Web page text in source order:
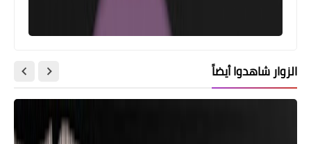
الزوار شاهدوا أيضاً